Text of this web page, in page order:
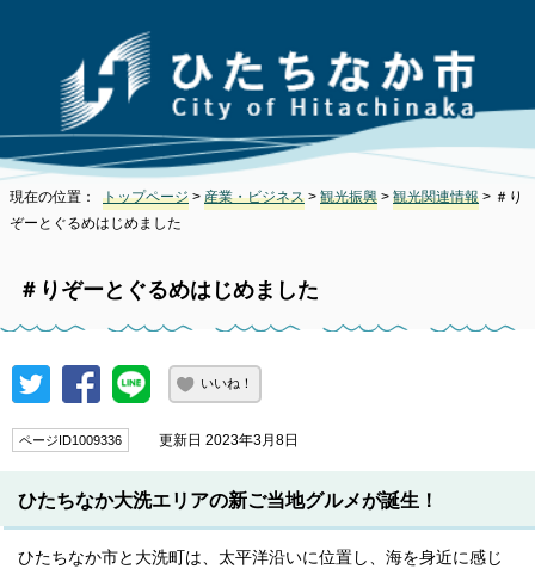
現在の位置： トップページ > 産業・ビジネス > 観光振興 > 観光関連情報 > ＃り
ぞーとぐるめはじめました
＃りぞーとぐるめはじめました
いいね！
ページID1009336 更新日 2023年3月8日
ひたちなか大洗エリアの新ご当地グルメが誕生！
ひたちなか市と大洗町は、太平洋沿いに位置し、海を身近に感じ